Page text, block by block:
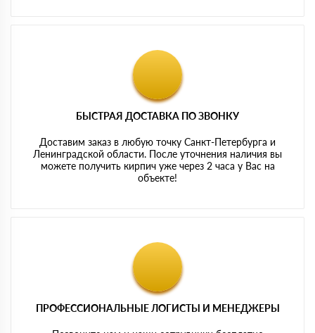
БЫСТРАЯ ДОСТАВКА ПО ЗВОНКУ
Доставим заказ в любую точку Санкт-Петербурга и
Ленинградской области. После уточнения наличия вы
можете получить кирпич уже через 2 часа у Вас на
объекте!
ПРОФЕССИОНАЛЬНЫЕ ЛОГИСТЫ И МЕНЕДЖЕРЫ